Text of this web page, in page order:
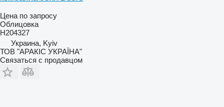
Цена по запросу
Облицовка
H204327
Украина, Kyiv
ТОВ "АРАКІС УКРАЇНА"
Связаться с продавцом